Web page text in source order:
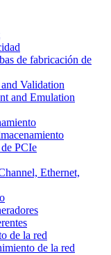
de fabricación de
Validation
and Emulation
PCIe
Ethernet,
de la red
de la red